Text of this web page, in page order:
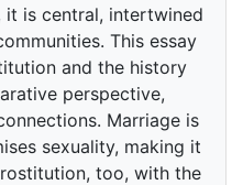
it is central, intertwined
This essay
and the history
perspective,
Marriage is
sexuality, making it
too, with the